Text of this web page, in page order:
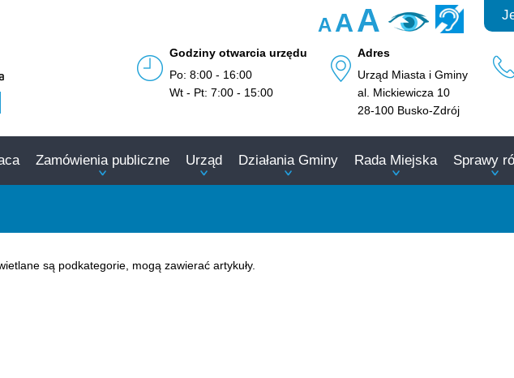
AAA
Godziny otwarcia urzędu
Po: 8:00 - 16:00
Wt - Pt: 7:00 - 15:00
Adres
Urząd Miasta i Gminy
al. Mickiewicza 10
28-100 Busko-Zdrój
Zamówienia publiczne Urząd Działania Gminy Rada Miejska Sprawy
są podkategorie, mogą zawierać artykuły.